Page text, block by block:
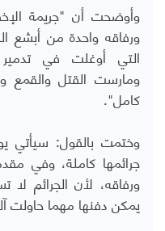
وأوضحت أن "جريمة
ورفاقه واحدة من أبشع
التي أوغلت في
ومارست القتل والقمع
كامل".
وختمت بالقول: سيأتي
جرائمها كاملة، وفي
ورفاقه، لأن الجرائم لا
يمكن دفنها مهما حاولت